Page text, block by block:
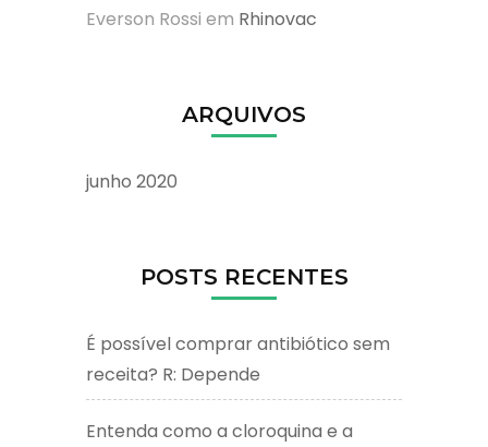
Everson Rossi em Rhinovac
ARQUIVOS
junho 2020
POSTS RECENTES
É possível comprar antibiótico sem
receita? R: Depende
Entenda como a cloroquina e a